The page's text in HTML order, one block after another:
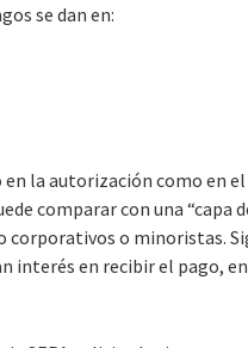
se dan en:
la autorización como en
comparar con una “capa
corporativos o minoristas.
interés en recibir el pago,